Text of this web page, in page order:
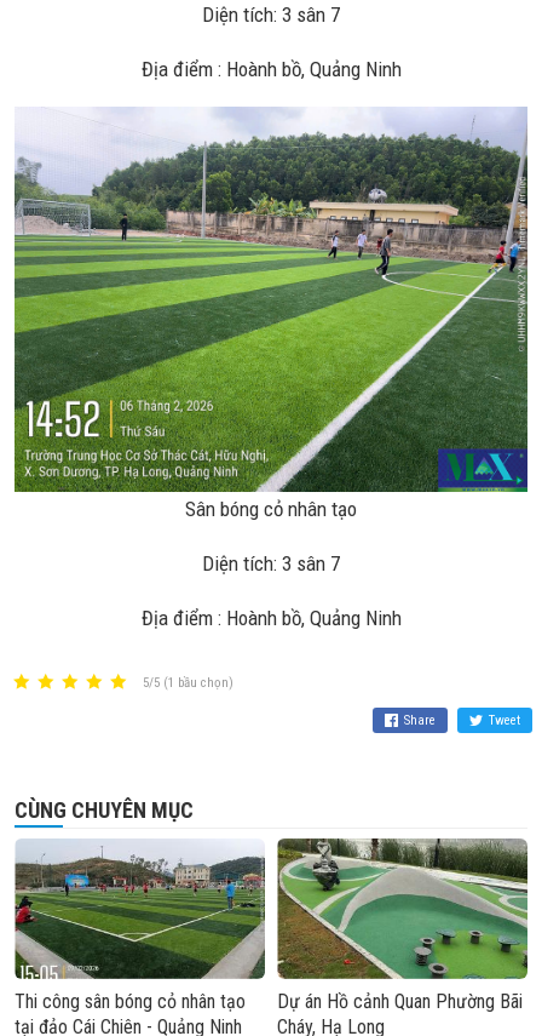
Diện tích: 3 sân 7
Địa điểm : Hoành bồ, Quảng Ninh
Sân bóng cỏ nhân tạo
Diện tích: 3 sân 7
Địa điểm : Hoành bồ, Quảng Ninh
5/5 (1 bầu chọn)
Share Tweet
CÙNG CHUYÊN MỤC
Thi công sân bóng cỏ nhân tạo
tại đảo Cái Chiên - Quảng Ninh
Dự án Hồ cảnh Quan Phường Bãi
Cháy, Hạ Long